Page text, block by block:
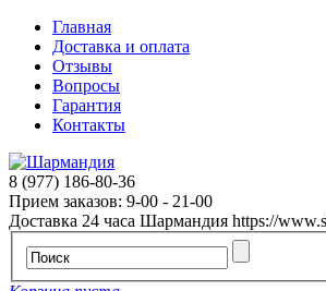
Главная
Доставка и оплата
Отзывы
Вопросы
Гарантия
Контакты
8 (977) 186-80-36
Прием заказов: 9-00 - 21-00
Доставка 24 часа Шармандия https://